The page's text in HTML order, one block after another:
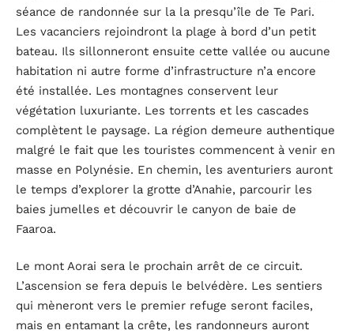
séance de randonnée sur la la presqu’île de Te Pari.
Les vacanciers rejoindront la plage à bord d’un petit
bateau. Ils sillonneront ensuite cette vallée ou aucune
habitation ni autre forme d’infrastructure n’a encore
été installée. Les montagnes conservent leur
végétation luxuriante. Les torrents et les cascades
complètent le paysage. La région demeure authentique
malgré le fait que les touristes commencent à venir en
masse en Polynésie. En chemin, les aventuriers auront
le temps d’explorer la grotte d’Anahie, parcourir les
baies jumelles et découvrir le canyon de baie de
Faaroa.
Le mont Aorai sera le prochain arrêt de ce circuit.
L’ascension se fera depuis le belvédère. Les sentiers
qui mèneront vers le premier refuge seront faciles,
mais en entamant la crête, les randonneurs auront